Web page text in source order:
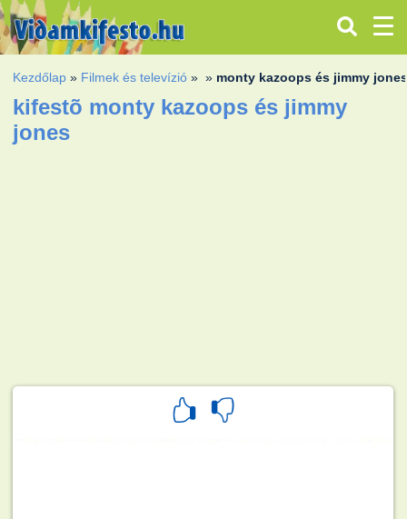
Kezdőlap » Filmek és televízió » » monty kazoops és jimmy
kifestõ monty kazoops és jimmy
jones